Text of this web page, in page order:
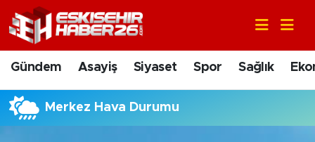
Gündem Asayiş Siyaset Spor Sağlık
Merkez Hava Durumu
Gündem
Asayiş
Siyaset
Nöbetçi Eczaneler
Hava Durumu
Trafik Durumu